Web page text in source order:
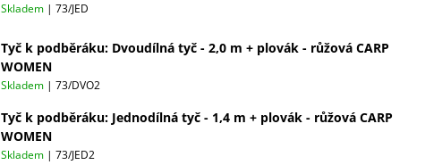
Skladem | 73/JED
Tyč k podběráku: Dvoudílná tyč - 2,0 m + plovák - růžová CARP
WOMEN
Skladem | 73/DVO2
Tyč k podběráku: Jednodílná tyč - 1,4 m + plovák - růžová CARP
WOMEN
Skladem | 73/JED2